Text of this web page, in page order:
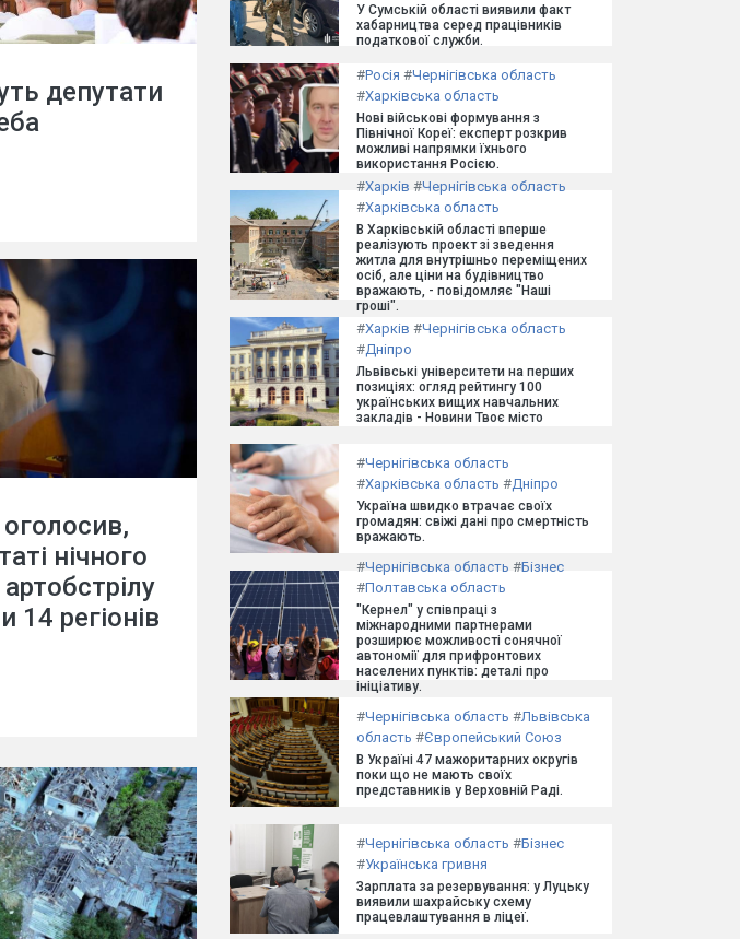
депутати
нічного
14 регіонів
У Сумській області виявили факт
хабарництва серед працівників
податкової служби.
#Росія #Чернігівська область
#Харківська область
Нові військові формування з
Північної Кореї: експерт розкрив
можливі напрямки їхнього
використання Росією.
#Харків #Чернігівська область
#Харківська область
В Харківській області вперше
реалізують проект зі зведення
житла для внутрішньо переміщених
осіб, але ціни на будівництво
вражають, - повідомляє "Наші
гроші".
#Харків #Чернігівська область
#Дніпро
Львівські університети на перших
позиціях: огляд рейтингу 100
українських вищих навчальних
закладів - Новини Твоє місто
#Чернігівська область
#Харківська область #Дніпро
Україна швидко втрачає своїх
громадян: свіжі дані про смертність
вражають.
#Чернігівська область #Бізнес
#Полтавська область
"Кернел" у співпраці з
міжнародними партнерами
розширює можливості сонячної
автономії для прифронтових
населених пунктів: деталі про
ініціативу.
#Чернігівська область #Львівська
область #Європейський Союз
В Україні 47 мажоритарних округів
поки що не мають своїх
представників у Верховній Раді.
#Чернігівська область #Бізнес
#Українська гривня
Зарплата за резервування: у Луцьку
виявили шахрайську схему
працевлаштування в ліцеї.